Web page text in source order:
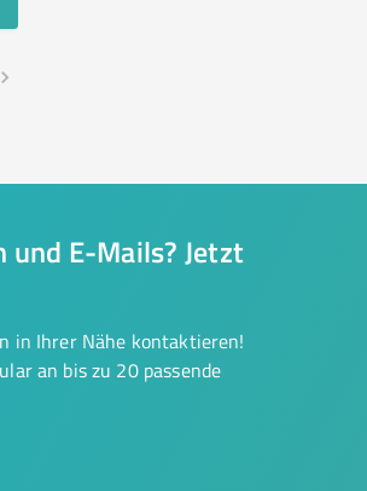
und E-Mails? Jetzt
in Ihrer Nähe kontaktieren!
an bis zu 20 passende